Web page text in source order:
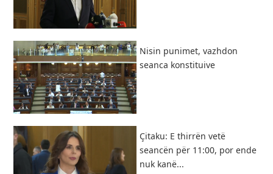
Nisin punimet, vazhdon
seanca konstituive
Çitaku: E thirrën vetë
seancën për 11:00, por ende
nuk kanë...